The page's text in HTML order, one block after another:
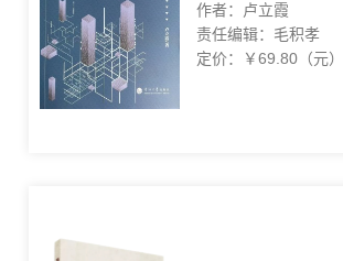
作者：卢立霞
责任编辑：毛积孝
定价：￥69.80（元）